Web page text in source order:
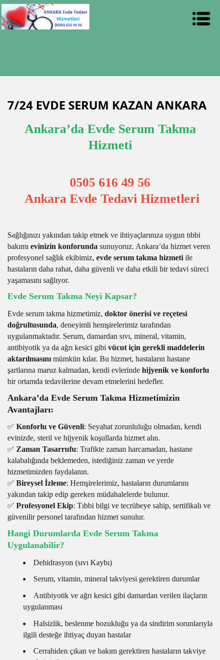
7/24 EVDE SERUM KAZAN ANKARA
Ankara’da Evde Serum Takma
Hizmeti
0505 616 49 56
Ankara Evde Tedavi Hizmetleri
Sağlığınızı yakından takip etmek ve ihtiyaçlarınıza uygun tıbbi
bakımı evinizin konforunda sunuyoruz. Ankara’da hizmet veren
profesyonel sağlık ekibimiz, evde serum takma hizmeti ile
hastaların daha rahat, daha güvenli ve daha etkili bir tedavi süreci
yaşamasını sağlıyor.
Evde Serum Takma Neyi Kapsar?
Evde serum takma hizmetimiz, doktor önerisi ve reçetesi
doğrultusunda, deneyimli hemşirelerimiz tarafından
uygulanmaktadır. Serum, damardan sıvı, mineral, vitamin,
antibiyotik ya da ağrı kesici gibi vücut için gerekli maddelerin
aktarılmasını mümkün kılar. Bu hizmet, hastaların hastane
şartlarına maruz kalmadan, kendi evlerinde hijyenik ve konforlu
bir ortamda tedavilerine devam etmelerini hedefler.
Ankara’da Evde Serum Takma Hizmetimizin
Avantajları:
✅ Konforlu ve Güvenli: Seyahat zorunluluğu olmadan, kendi
evinizde, steril ve hijyenik koşullarda hizmet alın.
✅ Zaman Tasarrufu: Trafikte zaman harcamadan, hastane
kalabalığında beklemeden, istediğiniz zaman ve yerde
hizmetimizden faydalanın.
✅ Bireysel İzleme: Hemşirelerimiz, hastaların durumlarını
yakından takip edip gereken müdahalelerde bulunur.
✅ Profesyonel Ekip: Tıbbi bilgi ve tecrübeye sahip, sertifikalı ve
güvenilir personel tarafından hizmet sunulur.
Hangi Durumlarda Evde Serum Takma
Uygulanabilir?
Dehidrasyon (sıvı Kaybı)
Serum, vitamin, mineral takviyesi gerektiren durumlar
Antibiyotik ve ağrı kesici gibi damardan verilen ilaçların
uygulanması
Halsizlik, beslenme bozukluğu ya da sindirim sorunlarıyla
ilgili desteğe ihtiyaç duyan hastalar
Cerrahiden çıkan ve bakım gerektiren hastaların takviye